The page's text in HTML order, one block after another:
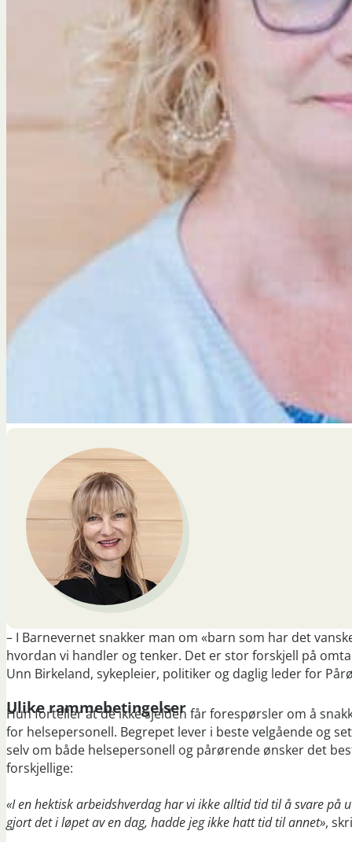
– I Barnevernet snakker man om «barn som har det
hvordan vi handler og tenker. Det er stor forskjell på
Unn Birkeland, sykepleier, politiker og daglig leder for
Ulike rammebetingelser
Hun forteller at de ikke sjelden får forespørsler om å
for helsepersonell. Begrepet lever i beste velgående og
selv om både helsepersonell og pårørende ønsker det
forskjellige:
«I en hektisk arbeidshverdag har vi ikke alltid tid til å svare
gjort det i løpet av en dag, hadde jeg ikke hatt tid til annet»,